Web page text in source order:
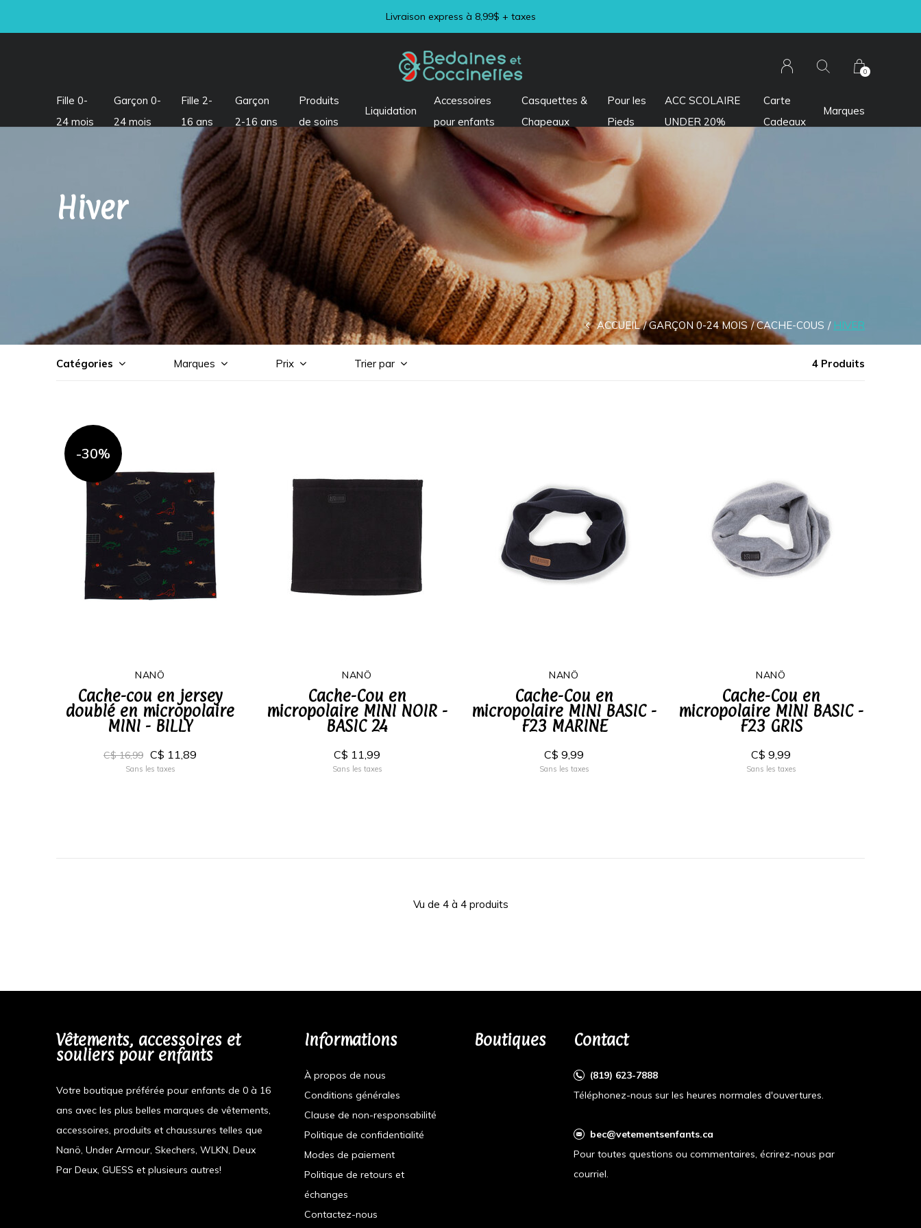
Fille 0-
24 mois
Garçon 0-
24 mois
Fille 2-
16 ans
Garçon
2-16 ans
Produits
de soins
Liquidation
Accessoires
pour enfants
Casquettes &
Chapeaux
Pour les
Pieds
ACC SCOLAIRE
UNDER 20%
Carte
Cadeaux
Marques
0
Livraison express à 8,99$ + taxes
Hiver
ACCUEIL GARÇON 0-24 MOIS CACHE-COUS HIVER
Catégories Marques Prix Trier par 4 Produits
-30%
NANÖ
Cache-cou en jersey
doublé en micropolaire
MINI - BILLY
C$ 16,99 C$ 11,89
Sans les taxes
NANÖ
Cache-Cou en
micropolaire MINI NOIR -
BASIC 24
C$ 11,99
Sans les taxes
NANÖ
Cache-Cou en
micropolaire MINI BASIC -
F23 MARINE
C$ 9,99
Sans les taxes
NANÖ
Cache-Cou en
micropolaire MINI BASIC -
F23 GRIS
C$ 9,99
Sans les taxes
Vu de 4 à 4 produits
Vêtements, accessoires et
souliers pour enfants
Votre boutique préférée pour enfants de 0 à 16
ans avec les plus belles marques de vêtements,
accessoires, produits et chaussures telles que
Nanö, Under Armour, Skechers, WLKN, Deux
Par Deux, GUESS et plusieurs autres!
Informations
À propos de nous
Conditions générales
Clause de non-responsabilité
Politique de confidentialité
Modes de paiement
Politique de retours et
échanges
Contactez-nous
Boutiques Contact
(819) 623-7888
Téléphonez-nous sur les heures normales d'ouvertures.
bec@vetementsenfants.ca
Pour toutes questions ou commentaires, écrirez-nous par
courriel.